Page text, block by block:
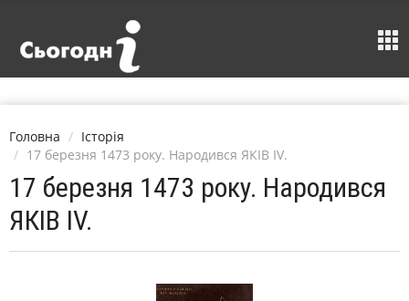
Головна
Історія
17 березня 1473 року. Народився ЯКІВ IV.
17 березня 1473 року. Народився
ЯКІВ IV.